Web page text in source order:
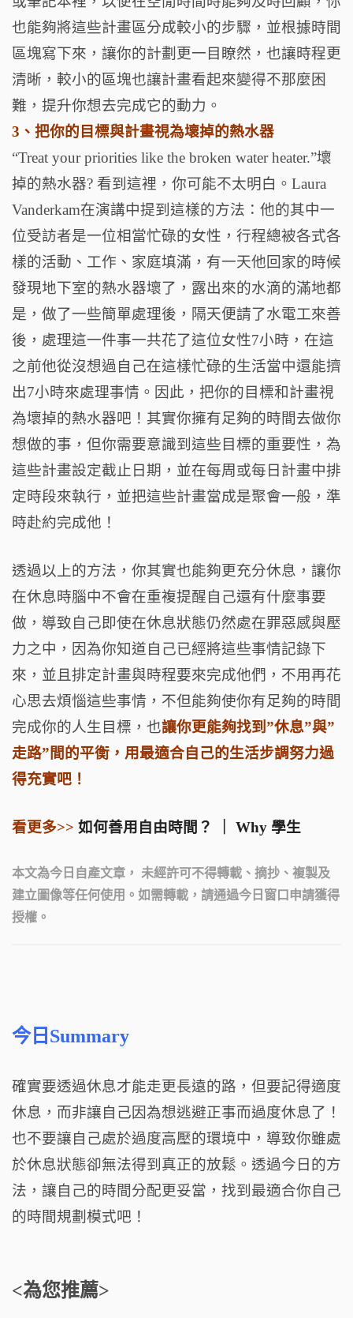
也能夠將這些計畫區分成較小的步驟，並根據時間
區塊寫下來，讓你的計劃更一目瞭然，也讓時程更
清晰，較小的區塊也讓計畫看起來變得不那麼困
難，提升你想去完成它的動力。
3、把你的目標與計畫視為壞掉的熱水器
“Treat your priorities like the broken water heater.”壞
掉的熱水器? 看到這裡，你可能不太明白。Laura
Vanderkam在演講中提到這樣的方法：他的其中一
位受訪者是一位相當忙碌的女性，行程總被各式各
樣的活動、工作、家庭填滿，有一天他回家的時候
發現地下室的熱水器壞了，露出來的水滴的滿地都
是，做了一些簡單處理後，隔天便請了水電工來善
後，處理這一件事一共花了這位女性7小時，在這
之前他從沒想過自己在這樣忙碌的生活當中還能擠
出7小時來處理事情。因此，把你的目標和計畫視
為壞掉的熱水器吧！其實你擁有足夠的時間去做你
想做的事，但你需要意識到這些目標的重要性，為
這些計畫設定截止日期，並在每周或每日計畫中排
定時段來執行，並把這些計畫當成是聚會一般，準
時赴約完成他！
透過以上的方法，你其實也能夠更充分休息，讓你
在休息時腦中不會在重複提醒自己還有什麼事要
做，導致自己即使在休息狀態仍然處在罪惡感與壓
力之中，因為你知道自己已經將這些事情記錄下
來，並且排定計畫與時程要來完成他們，不用再花
心思去煩惱這些事情，不但能夠使你有足夠的時間
完成你的人生目標，也讓你更能夠找到”休息”與”
走路”間的平衡，用最適合自己的生活步調努力過
得充實吧！
看更多>> 如何善用自由時間？ ｜ Why 學生
本文為今日自產文章， 未經許可不得轉載、摘抄、複製及
建立圖像等任何使用。如需轉載，請通過今日窗口申請獲得
授權。
今日Summary
確實要透過休息才能走更長遠的路，但要記得適度
休息，而非讓自己因為想逃避正事而過度休息了！
也不要讓自己處於過度高壓的環境中，導致你雖處
於休息狀態卻無法得到真正的放鬆。透過今日的方
法，讓自己的時間分配更妥當，找到最適合你自己
的時間規劃模式吧！
<為您推薦>